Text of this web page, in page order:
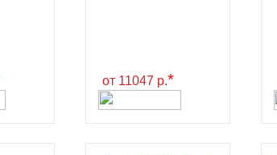
от 11047 р.*